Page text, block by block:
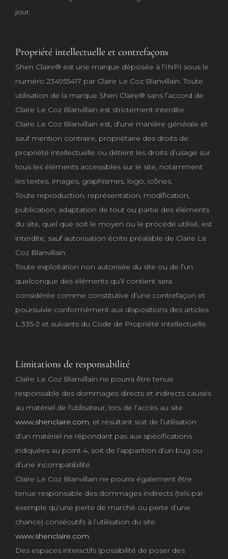
jour.
Propriété intellectuelle et contrefaçons
Shen Claire® est une marque déposée à l’INPI sous le
numéro 234955417 par Claire Le Coz Blanvillain. Toute
utilisation de la marque Shen Claire® sans l’accord de
Claire Le Coz Blanvillain est strictement interdite.
Claire Le Coz Blanvillain est, d’une manière générale et
sauf mention contraire, propriétaire des droits de
propriété intellectuelle ou détient les droits d’usage sur
tous les éléments accessibles sur le site, notamment
les textes, images, graphismes, logo, icônes.
Toute reproduction, représentation, modification,
publication, adaptation de tout ou partie des éléments
du site, quel que soit le moyen ou le procédé utilisé, est
interdite, sauf autorisation écrite préalable de Claire Le
Coz Blanvillain.
Toute exploitation non autorisée du site ou de l’un
quelconque des éléments qu’il contient sera
considérée comme constitutive d’une contrefaçon et
poursuivie conformément aux dispositions des articles
L.335-2 et suivants du Code de Propriété Intellectuelle.
Limitations de responsabilité
Claire Le Coz Blanvillain ne pourra être tenue
responsable des dommages directs et indirects causés
au matériel de l’utilisateur, lors de l’accès au site
www.shenclaire.com, et résultant soit de l’utilisation
d’un matériel ne répondant pas aux spécifications
indiquées au point 4, soit de l’apparition d’un bug ou
d’une incompatibilité.
Claire Le Coz Blanvillain ne pourra également être
tenue responsable des dommages indirects (tels par
exemple qu’une perte de marché ou perte d’une
chance) consécutifs à l’utilisation du site
www.shenclaire.com.
Des espaces interactifs (possibilité de poser des